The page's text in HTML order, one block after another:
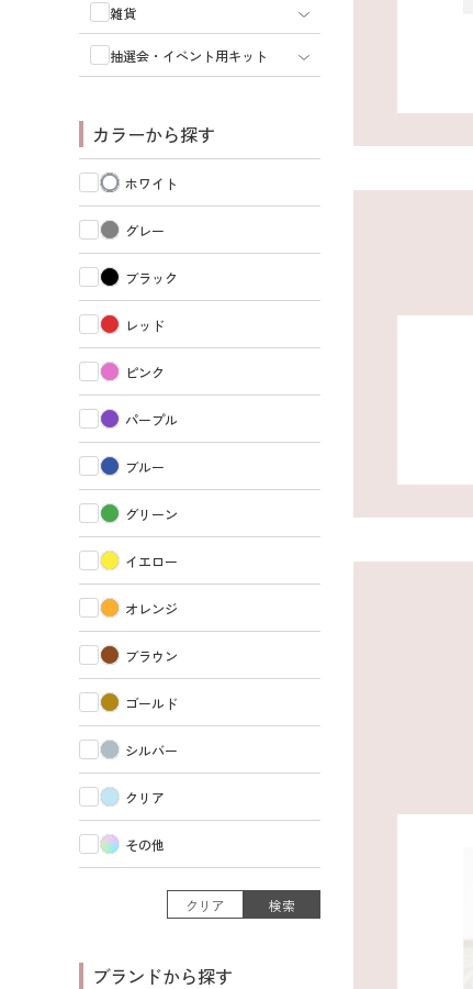
雑貨
抽選会・イベント用キット
カラーから探す
ホワイト
グレー
ブラック
レッド
ピンク
パープル
ブルー
グリーン
イエロー
オレンジ
ブラウン
ゴールド
シルバー
クリア
その他
クリア 検索
ブランドから探す